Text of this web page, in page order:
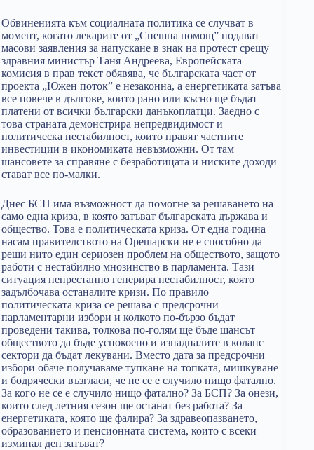
Обвиненията към социалната политика се случват в
момент, когато лекарите от „Спешна помощ” подават
масови заявления за напускане в знак на протест срещу
здравния министър Таня Андреева, Европейската
комисия в прав текст обявява, че българската част от
проекта „Южен поток” е незаконна, а енергетиката затъва
все повече в дългове, които рано или късно ще бъдат
платени от всички български данъкоплатци. Заедно с
това страната демонстрира непредвидимост и
политическа нестабилност, които правят частните
инвестиции в икономиката невъзможни. От там
шансовете за справяне с безработицата и ниските доходи
стават все по-малки.
Днес БСП има възможност да помогне за решаването на
само една криза, в която затъват българската държава и
общество. Това е политическата криза. От една година
насам правителството на Орешарски не е способно да
реши нито един сериозен проблем на обществото, защото
работи с нестабилно мнозинство в парламента. Тази
ситуация непрестанно генерира нестабилност, която
задълбочава останалите кризи. По правило
политическата криза се решава с предсрочни
парламентарни избори и колкото по-бързо бъдат
проведени такива, толкова по-голям ще бъде шансът
обществото да бъде успокоено и изпадналите в колапс
сектори да бъдат лекувани. Вместо дата за предсрочни
избори обаче получаваме тупкане на топката, мишкуване
и бодрячески възгласи, че не се е случило нищо фатално.
За кого не се е случило нищо фатално? За БСП? За онези,
които след летния сезон ще останат без работа? За
енергетиката, която ще фалира? За здравеопазването,
образованието и пенсионната система, които с всеки
изминал ден затъват?